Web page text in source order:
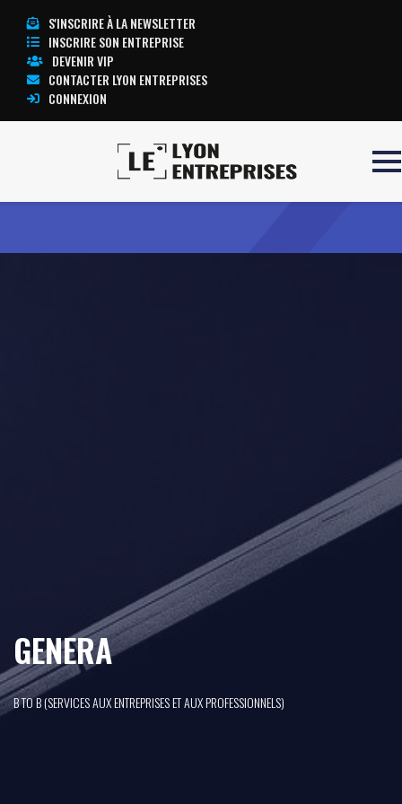
S'INSCRIRE À LA NEWSLETTER
INSCRIRE SON ENTREPRISE
DEVENIR VIP
CONTACTER LYON ENTREPRISES
CONNEXION
GENERA
B TO B (SERVICES AUX ENTREPRISES ET AUX PROFESSIONNELS)